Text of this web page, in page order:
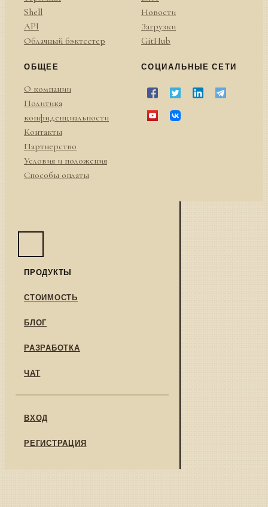
Shell
API
Облачный бэктестер
Новости
Загрузки
GitHub
ОБЩЕЕ
О компании
Политика
конфиденциальности
Контакты
Партнерство
Условия и положения
Способы оплаты
СОЦИАЛЬНЫЕ СЕТИ
ПРОДУКТЫ
СТОИМОСТЬ
БЛОГ
РАЗРАБОТКА
ЧАТ
ВХОД
РЕГИСТРАЦИЯ